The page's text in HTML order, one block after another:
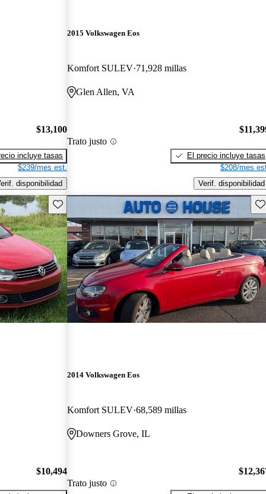
$13,100
incluye tasas
$239/mes est.
disponibilidad
2015 Volkswagen Eos
Komfort SULEV 71,928 millas
Glen Allen, VA
Trato justo
El precio incluye tasas
$208/mes
Verif. disponibilidad
Guarda este Aviso
$10,494
2014 Volkswagen Eos
Komfort SULEV 68,589 millas
Downers Grove, IL
Trato justo